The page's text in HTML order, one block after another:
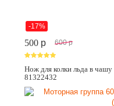
-17%
500 p 600 p
Нож для колки льда в
81322432